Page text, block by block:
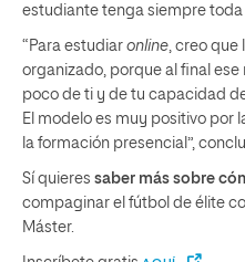
estudiante tenga siempre toda
“Para estudiar online , creo
organizado, porque al final
poco de ti y de tu capacidad
El modelo es muy positivo por
la formación presencial”,
Sí quieres saber más sobre
compaginar el fútbol de élite
Máster.